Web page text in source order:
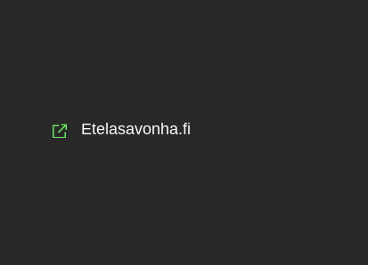
Etelasavonha.fi